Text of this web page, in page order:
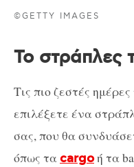
©GETTY IMAGES
Το στράπλες
Τις πιο ζεστές
επιλέξετε ένα
σας, που θα
όπως ταcargoή τα